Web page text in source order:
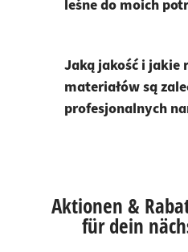
leśne do moich
Jaką jakość i jakie
materiałów są
profesjonalnych
Aktionen &
für dein